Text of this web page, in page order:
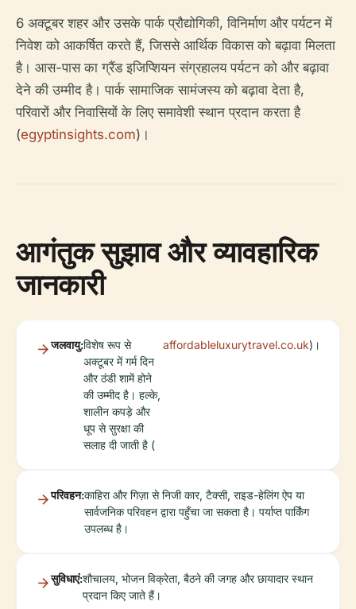
6 अक्टूबर शहर और उसके पार्क प्रौद्योगिकी, विनिर्माण और पर्यटन में
निवेश को आकर्षित करते हैं, जिससे आर्थिक विकास को बढ़ावा मिलता
है। आस-पास का ग्रैंड इजिप्शियन संग्रहालय पर्यटन को और बढ़ावा
देने की उम्मीद है। पार्क सामाजिक सामंजस्य को बढ़ावा देता है,
परिवारों और निवासियों के लिए समावेशी स्थान प्रदान करता है
(egyptinsights.com)।
आगंतुक सुझाव और व्यावहारिक
जानकारी
जलवायु:विशेष रूप से
अक्टूबर में गर्म दिन
और ठंडी शामें होने
की उम्मीद है। हल्के,
शालीन कपड़े और
धूप से सुरक्षा की
सलाह दी जाती है (
affordableluxurytravel.co.uk)।
परिवहन:काहिरा और गिज़ा से निजी कार, टैक्सी, राइड-हेलिंग ऐप या
सार्वजनिक परिवहन द्वारा पहुँचा जा सकता है। पर्याप्त पार्किंग
उपलब्ध है।
सुविधाएं:शौचालय, भोजन विक्रेता, बैठने की जगह और छायादार स्थान
प्रदान किए जाते हैं।